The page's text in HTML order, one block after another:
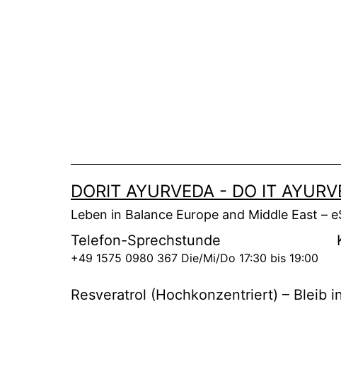
DORIT AYURVEDA - DO IT
Leben in Balance Europe and Middle East –
Telefon-Sprechstunde
+49 1575 0980 367 Die/Mi/Do 17:30 bis 19:00
Resveratrol (Hochkonzentriert) – Bleib